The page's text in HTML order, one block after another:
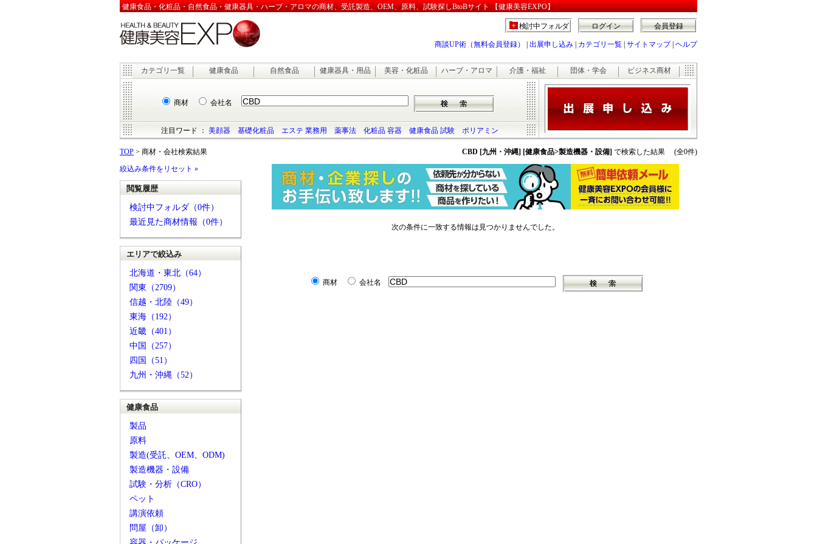
健康食品・化粧品・自然食品・健康器具・ハーブ・アロマの商材、受託製造、OEM、原料、試験探しBtoBサイト 【健康美容EXPO】
会員登録
ログイン
検討中フォルダ
商談UP術（無料会員登録） 出展申し込み カテゴリ一覧 サイトマップ| ヘルプ
カテゴリ一覧 健康食品 自然食品 健康器具・用品 美容・化粧品 ハーブ・アロマ 介護・福祉 団体・学会 ビジネス商材
商材 会社名
注目ワード ：美顔器 基礎化粧品 エステ 業務用 薬事法 化粧品 容器 健康食品 試験 ポリアミン
TOP > 商材・会社検索結果 CBD [九州・沖縄] [健康食品>製造機器・設備] で検索した結果 (全0件)
絞込み条件をリセット »
閲覧履歴
検討中フォルダ（0件）
最近見た商材情報（0件）
エリアで絞込み
北海道・東北（64）
関東（2709）
信越・北陸（49）
東海（192）
近畿（401）
中国（257）
四国（51）
九州・沖縄（52）
健康食品
製品
原料
製造(受託、OEM、ODM)
製造機器・設備
試験・分析（CRO）
ペット
講演依頼
問屋（卸）
次の条件に一致する情報は見つかりませんでした。
商材 会社名